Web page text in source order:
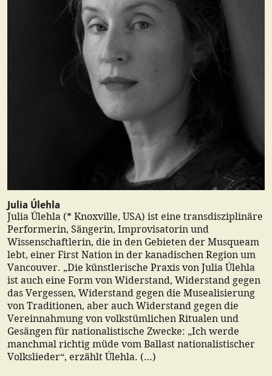
Julia Úlehla
Julia Úlehla (* Knoxville, USA) ist eine transdisziplinäre
Performerin, Sängerin, Improvisatorin und
Wissenschaftlerin, die in den Gebieten der Musqueam
lebt, einer First Nation in der kanadischen Region um
Vancouver. „Die künstlerische Praxis von Julia Úlehla
ist auch eine Form von Widerstand, Widerstand gegen
das Vergessen, Widerstand gegen die Musealisierung
von Traditionen, aber auch Widerstand gegen die
Vereinnahmung von volkstümlichen Ritualen und
Gesängen für nationalistische Zwecke: „Ich werde
manchmal richtig müde vom Ballast nationalistischer
Volkslieder“, erzählt Úlehla. (…)